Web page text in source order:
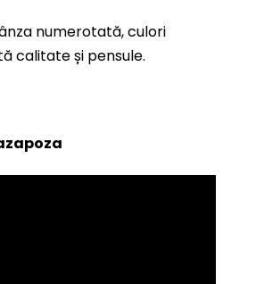
numerotată, culori
calitate și pensule.